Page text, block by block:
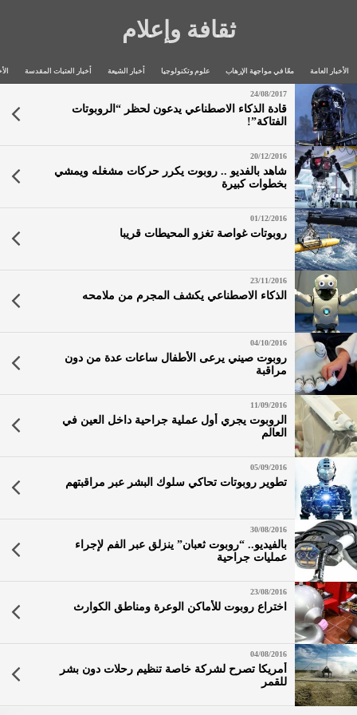
ثقافة وإعلام
الأخبار العامة معًا في مواجهة الإرهاب علوم وتكنولوجيا أخبار الشيعة أخبار العتبات المقدسة
24/08/2017
قادة الذكاء الاصطناعي يدعون لحظر “الروبوتات
الفتاكة”!
20/12/2016
شاهد بالفديو .. روبوت يكرر حركات مشغله ويمشي
بخطوات كبيرة
01/12/2016
روبوتات غواصة تغزو المحيطات قريبا
23/11/2016
الذكاء الاصطناعي يكشف المجرم من ملامحه
04/10/2016
روبوت صيني يرعى الأطفال ساعات عدة من دون
مراقبة
11/09/2016
الروبوت يجري أول عملية جراحية داخل العين في
العالم
05/09/2016
تطوير روبوتات تحاكي سلوك البشر عبر مراقبتهم
30/08/2016
بالفيديو.. “روبوت ثعبان” ينزلق عبر الفم لإجراء
عمليات جراحية
23/08/2016
اختراع روبوت للأماكن الوعرة ومناطق الكوارث
04/08/2016
أمريكا تصرح لشركة خاصة تنظيم رحلات دون بشر
للقمر